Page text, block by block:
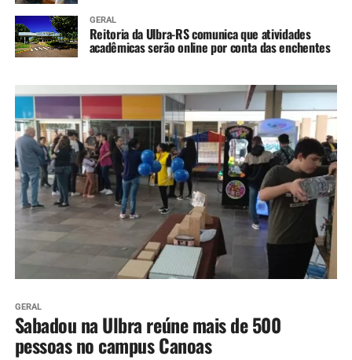
GERAL
Reitoria da Ulbra-RS comunica que atividades
acadêmicas serão online por conta das enchentes
GERAL
Sabadou na Ulbra reúne mais de 500
pessoas no campus Canoas